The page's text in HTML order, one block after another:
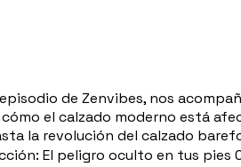
de Zenvibes, nos
el calzado moderno está
la revolución del calzado
El peligro oculto en tus